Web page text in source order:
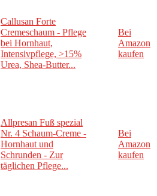
Callusan Forte
Cremeschaum - Pflege
bei Hornhaut,
Intensivpflege, >15%
Urea, Shea-Butter...
Bei
Amazon
kaufen
Allpresan Fuß spezial
Nr. 4 Schaum-Creme -
Hornhaut und
Schrunden - Zur
täglichen Pflege...
Bei
Amazon
kaufen